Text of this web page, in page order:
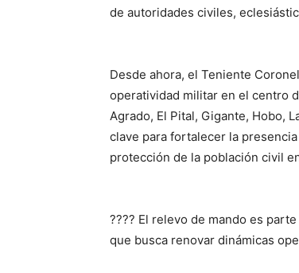
de autoridades civiles,
Desde ahora, el Teniente
operatividad militar en el centro
Agrado, El Pital, Gigante, Hobo,
clave para fortalecer la
protección de la población civil
???? El relevo de mando es
que busca renovar dinámicas